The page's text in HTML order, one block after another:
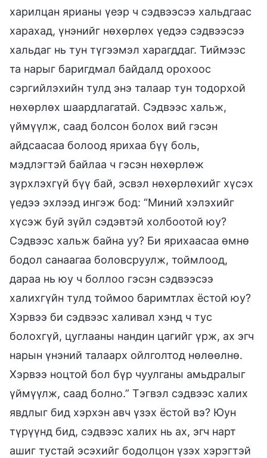
харилцан ярианы үеэр ч сэдвээсээ хальдгаас
харахад, үнэнийг нөхөрлөх үедээ сэдвээсээ
хальдаг нь тун түгээмэл харагддаг. Тиймээс
та нарыг баригдмал байдалд орохоос
сэргийлэхийн тулд энэ талаар тун тодорхой
нөхөрлөх шаардлагатай. Сэдвээс хальж,
үймүүлж, саад болсон болох вий гэсэн
айдсаасаа болоод ярихаа бүү боль,
мэдлэгтэй байлаа ч гэсэн нөхөрлөж
зүрхлэхгүй бүү бай, эсвэл нөхөрлөхийг хүсэх
үедээ эхлээд ингэж бод: “Миний хэлэхийг
хүсэж буй зүйл сэдэвтэй холбоотой юу?
Сэдвээс хальж байна уу? Би ярихаасаа өмнө
бодол санаагаа боловсруулж, тоймлоод,
дараа нь юу ч боллоо гэсэн сэдвээсээ
халихгүйн тулд тоймоо баримтлах ёстой юу?
Хэрвээ би сэдвээс халивал хэнд ч тус
болохгүй, цуглааны нандин цагийг үрж, ах эгч
нарын үнэний талаарх ойлголтод нөлөөлнө.
Хэрвээ ноцтой бол бүр чуулганы амьдралыг
үймүүлж, саад болно.” Тэгвэл сэдвээс халих
явдлыг бид хэрхэн авч үзэх ёстой вэ? Юун
түрүүнд бид, сэдвээс халих нь ах, эгч нарт
ашиг тустай эсэхийг бодолцон үзэх хэрэгтэй